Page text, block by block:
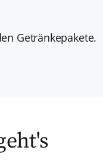
Getränkepakete.